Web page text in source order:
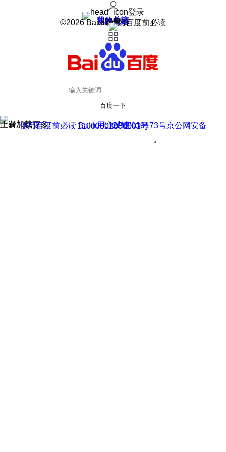
登录
我的关注
我的收藏
皮肤中心
用户反馈
设置
©2026 Baidu 使用百度前必读
百度一下
正在加载
上滑加载更多 用户反馈
使用百度前必读 Baidu 京ICP证030173号
京公网安备11000002000001号